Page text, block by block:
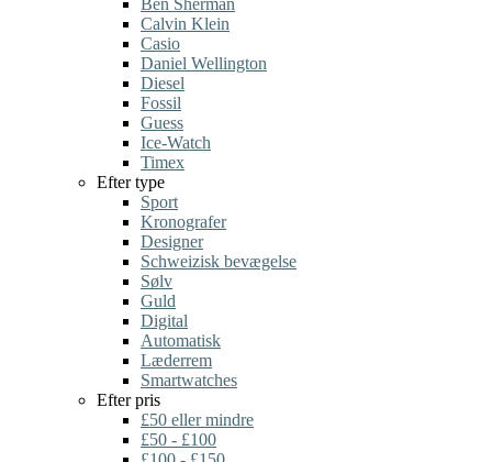
Ben Sherman
Calvin Klein
Casio
Daniel Wellington
Diesel
Fossil
Guess
Ice-Watch
Timex
Efter type
Sport
Kronografer
Designer
Schweizisk bevægelse
Sølv
Guld
Digital
Automatisk
Læderrem
Smartwatches
Efter pris
£50 eller mindre
£50 - £100